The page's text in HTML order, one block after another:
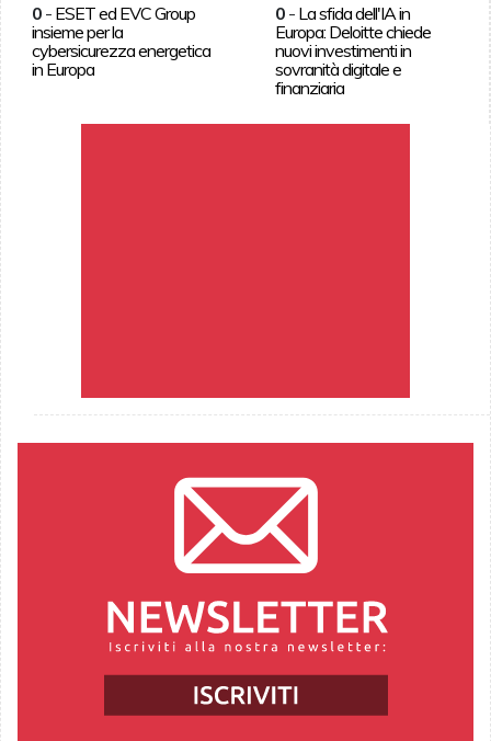
0- ESET ed EVC Group
insieme per la
cybersicurezza energetica
in Europa
0 - La sfida dell'IA in
Europa: Deloitte chiede
nuovi investimenti in
sovranità digitale e
finanziaria